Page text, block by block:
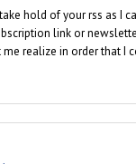
hold of your rss as I
link or
me realize in order that I